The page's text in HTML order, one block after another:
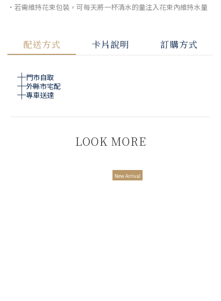
・若需維持花束包裝，可每天將一杯清水的量注入花束內維持水量
配送方式 卡片說明 訂購方式
門市自取
外縣市宅配
專車送達
LOOK MORE
New Arrival